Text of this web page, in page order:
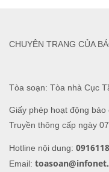
Tòa soạn: Tòa nhà Cục
Giấy phép hoạt động báo
Truyền thông cấp ngày
Hotline nội dung:
Email:
CHUYÊN TRANG CỦA